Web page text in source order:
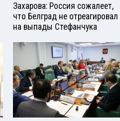
Захарова: Россия сожалеет,
что Белград не отреагировал
на выпады Стефанчука